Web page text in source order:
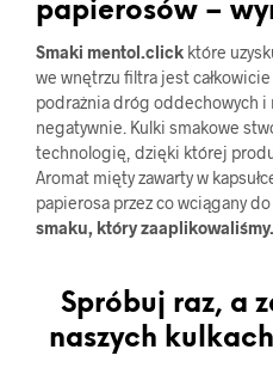
papierosów –
Smaki mentol.click które
we wnętrzu filtra jest
podrażnia dróg oddechowych i
negatywnie. Kulki smakowe
technologię, dzięki której
Aromat mięty zawarty w
papierosa przez co wciągany
smaku, który zaaplikowaliśmy.
Spróbuj raz, a
naszych